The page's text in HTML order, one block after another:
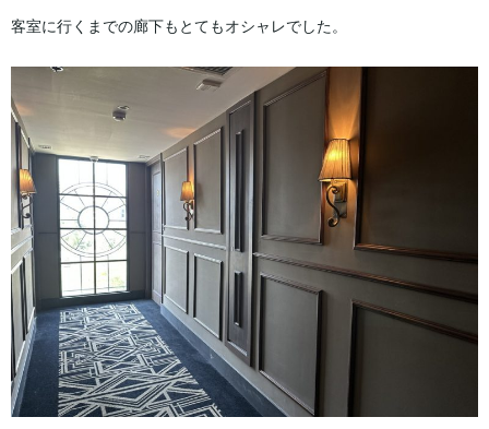
客室に行くまでの廊下もとてもオシャレでした。